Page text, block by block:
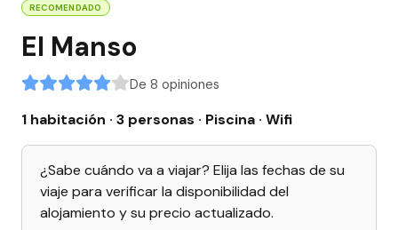
RECOMENDADO
El Manso
De 8 opiniones
1 habitación · 3 personas · Piscina · Wifi
¿Sabe cuándo va a viajar? Elija las fechas de su
viaje para verificar la disponibilidad del
alojamiento y su precio actualizado.